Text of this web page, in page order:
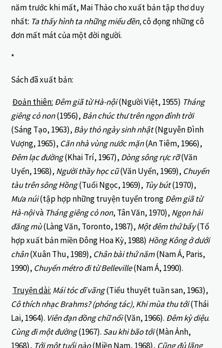
năm trước khi mất, Mai Thảo cho xuất bản tập thơ duy
nhất: Ta thấy hình ta những miếu đền,cô đọng những cô
đơn mất mát của một đời người.
*
Sách đã xuất bản:
Đoản thiên: Đêm giã từ Hà-nội(Người Việt, 1955) Tháng
giêng cỏ non(1956), Bản chúc thư trên ngọn đỉnh trời
(Sáng Tạo, 1963), Bày thỏ ngày sinh nhật(Nguyễn Đình
Vượng, 1965), Căn nhà vùng nước mặn(An Tiêm, 1966),
Đêm lạc đường(Khai Trí, 1967), Dòng sông rực rỡ(Văn
Uyển, 1968), Người thầy học cũ(Văn Uyển, 1969), Chuyến
tàu trên sông Hồng(Tuổi Ngọc, 1969), Tùy bút(1970),
Mưa núi(tập hợp những truyện tuyển trong Đêm giã từ
Hà-nộivà Tháng giêng cỏ non, Tân Văn, 1970), Ngọn hải
đăng mù(Làng Văn, Toronto, 1987), Một đêm thứ bẩy(Tổ
hợp xuất bản miền Đông Hoa Kỳ, 1988) Hồng Kông ở dưới
chân(Xuân Thu, 1989), Chân bài thứ năm(Nam Á, Paris,
1990), Chuyến métro đi từ Belleville(Nam Á, 1990).
Truyện dài: Mái tóc dĩ vãng(Tiểu thuyết tuần san, 1963),
Cô thích nhạc Brahms? (phóng tác),Khi mùa thu tới(Thái
Lai, 1964). Viên đạn đồng chữ nổi(Văn, 1966). Đêm kỳ diệu.
Cùng đi một đường(1967). Sau khi bão tới(Màn Ảnh,
1968), Tới một tuổi nào(Miền Nam, 1968), Cũng đủ lãng